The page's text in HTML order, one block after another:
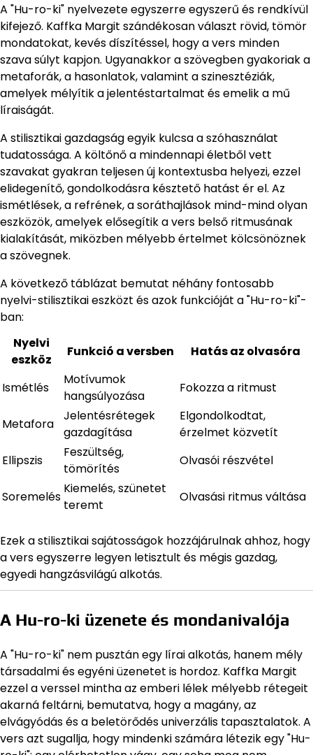
A "Hu-ro-ki" nyelvezete egyszerre egyszerű és rendkívül
kifejező. Kaffka Margit szándékosan választ rövid, tömör
mondatokat, kevés díszítéssel, hogy a vers minden
szava súlyt kapjon. Ugyanakkor a szövegben gyakoriak a
metaforák, a hasonlatok, valamint a szinesztéziák,
amelyek mélyítik a jelentéstartalmat és emelik a mű
líraiságát.
A stilisztikai gazdagság egyik kulcsa a szóhasználat
tudatossága. A költőnő a mindennapi életből vett
szavakat gyakran teljesen új kontextusba helyezi, ezzel
elidegenítő, gondolkodásra késztető hatást ér el. Az
ismétlések, a refrének, a soráthajlások mind-mind olyan
eszközök, amelyek elősegítik a vers belső ritmusának
kialakítását, miközben mélyebb értelmet kölcsönöznek
a szövegnek.
A következő táblázat bemutat néhány fontosabb
nyelvi-stilisztikai eszközt és azok funkcióját a "Hu-ro-ki"-
ban:
Nyelvi
eszköz
Funkció a versben Hatás az olvasóra
Ismétlés
Motívumok
hangsúlyozása
Fokozza a ritmust
Metafora
Jelentésrétegek
gazdagítása
Elgondolkodtat,
érzelmet közvetít
Ellipszis
Feszültség,
tömörítés
Olvasói részvétel
Soremelés
Kiemelés, szünetet
teremt
Olvasási ritmus váltása
Ezek a stilisztikai sajátosságok hozzájárulnak ahhoz, hogy
a vers egyszerre legyen letisztult és mégis gazdag,
egyedi hangzásvilágú alkotás.
A Hu-ro-ki üzenete és mondanivalója
A "Hu-ro-ki" nem pusztán egy lírai alkotás, hanem mély
társadalmi és egyéni üzenetet is hordoz. Kaffka Margit
ezzel a verssel mintha az emberi lélek mélyebb rétegeit
akarná feltárni, bemutatva, hogy a magány, az
elvágyódás és a beletörődés univerzális tapasztalatok. A
vers azt sugallja, hogy mindenki számára létezik egy "Hu-